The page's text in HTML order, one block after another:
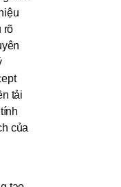
rõ
tải
của